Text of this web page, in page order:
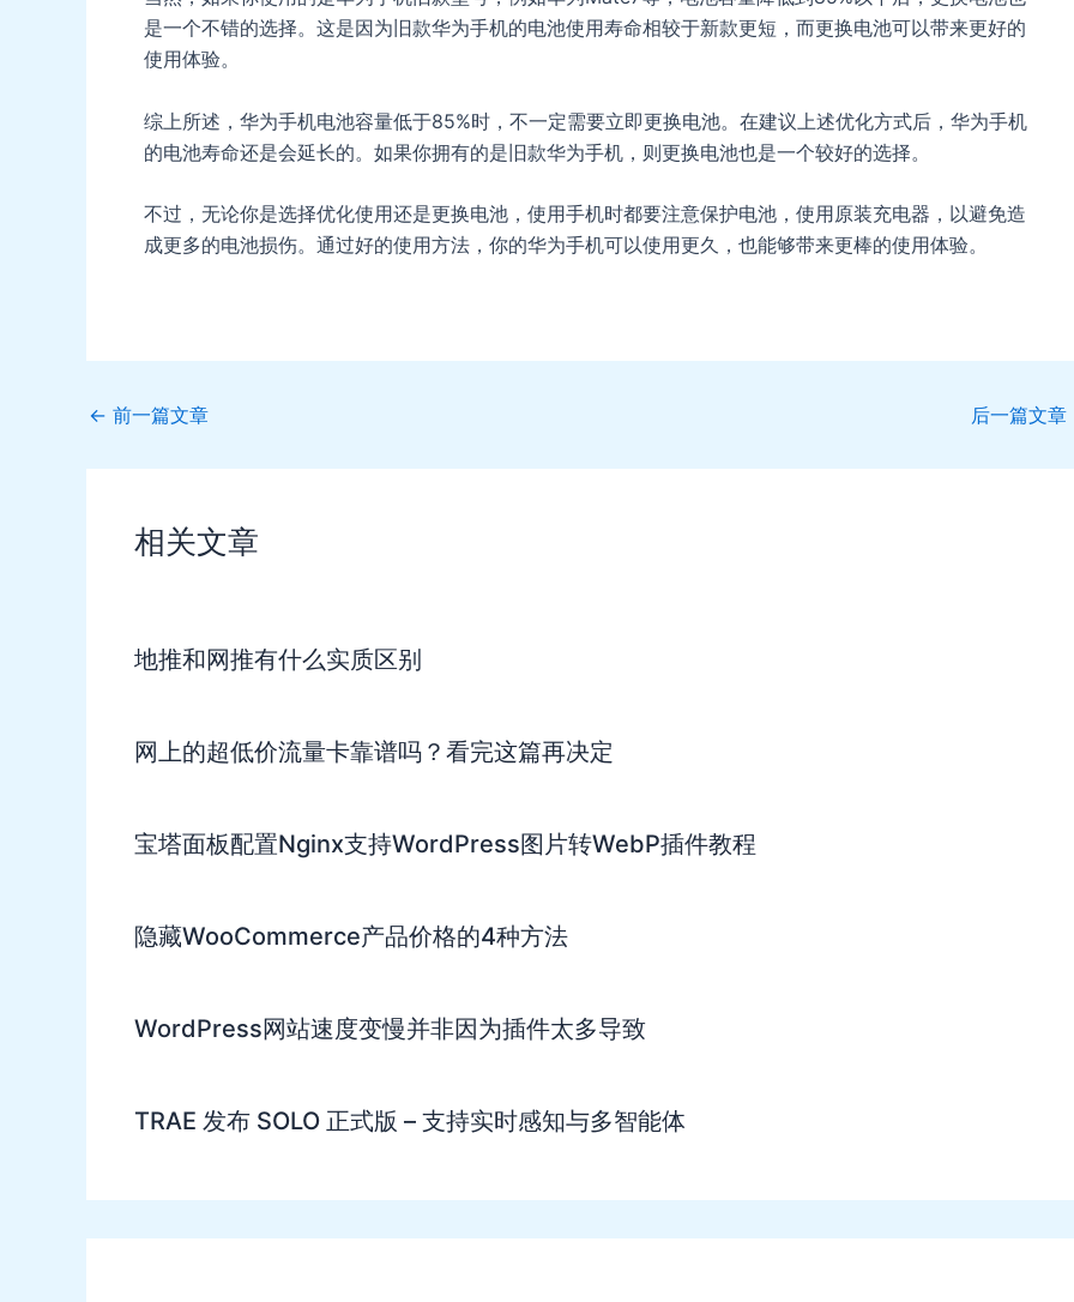
是一个不错的选择。这是因为旧款华为手机的电池使用寿命相较于新款更短，而更换电池可以带来更好的
使用体验。
综上所述，华为手机电池容量低于85%时，不一定需要立即更换电池。在建议上述优化方式后，华为手机
的电池寿命还是会延长的。如果你拥有的是旧款华为手机，则更换电池也是一个较好的选择。
不过，无论你是选择优化使用还是更换电池，使用手机时都要注意保护电池，使用原装充电器，以避免造
成更多的电池损伤。通过好的使用方法，你的华为手机可以使用更久，也能够带来更棒的使用体验。
Post
← 前一篇文章 后一篇文章
相关文章
地推和网推有什么实质区别
网上的超低价流量卡靠谱吗？看完这篇再决定
宝塔面板配置Nginx支持WordPress图片转WebP插件教程
隐藏WooCommerce产品价格的4种方法
WordPress网站速度变慢并非因为插件太多导致
TRAE 发布 SOLO 正式版 – 支持实时感知与多智能体